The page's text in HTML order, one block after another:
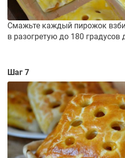
Смажьте каждый пирожок
в разогретую до 180 градусов
Шаг 7